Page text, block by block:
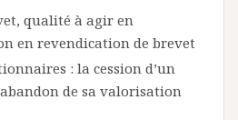
qualité à agir en
en revendication de brevet
: la cession d’un
de sa valorisation